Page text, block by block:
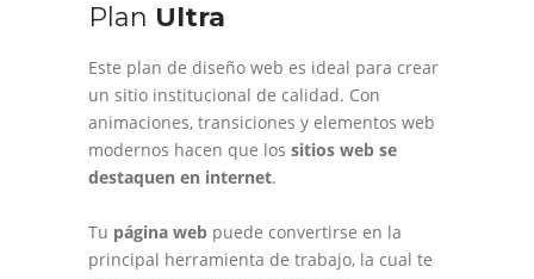
Plan Ultra
Este plan de diseño web es ideal para crear
un sitio institucional de calidad. Con
animaciones, transiciones y elementos web
modernos hacen que los sitios web se
destaquen en internet.
Tu página web puede convertirse en la
principal herramienta de trabajo, la cual te